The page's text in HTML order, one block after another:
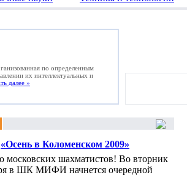
по определенным
их интеллектуальных и
далее »
«Осень в Коломенском 2009»
шахматистов! Во вторник
в ШК МИФИ начнется очередной